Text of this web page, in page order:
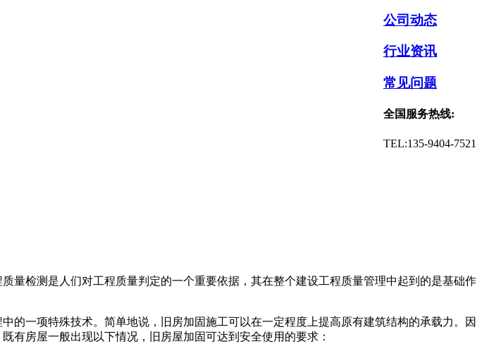
公司动态
行业资讯
常见问题
全国服务热线:
TEL:135-9404-7521
量检测是人们对工程质量判定的一个重要依据，其在整个建设工程质量管理中起到的是基础作
一项特殊技术。简单地说，旧房加固施工可以在一定程度上提高原有建筑结构的承载力。因
有房屋一般出现以下情况，旧房屋加固可达到安全使用的要求：